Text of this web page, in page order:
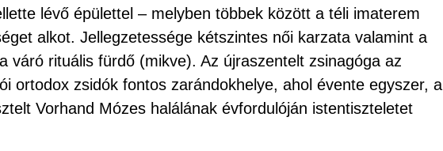
lévő épülettel – melyben többek között a téli imaterem
alkot. Jellegzetessége kétszintes női karzata valamint a
váró rituális fürdő (mikve). Az újraszentelt zsinagóga az
ortodox zsidók fontos zarándokhelye, ahol évente egyszer, a
Vorhand Mózes halálának évfordulóján istentiszteletet